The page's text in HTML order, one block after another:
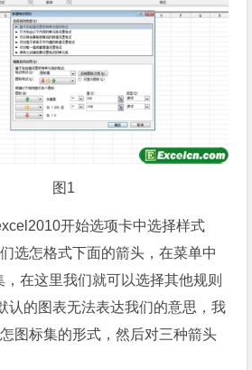
图1
开始选项卡中选择样式
选怎格式下面的箭头，在菜单中
在这里我们就可以选择其他规则
认的图表无法表达我们的意思，我
图标集的形式，然后对三种箭头